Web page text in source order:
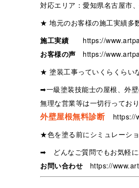
対応エリア：愛知県名古屋市
★ 地元のお客様の施工実績多
施工実績
https://
お客様の声
https://
★ 塗装工事っていくらくらい
➡一級塗装技能士の屋根、外
無理な営業等は一切行ってお
外壁屋根無料診断
https://
★色を塗る前にシミュレーシ
➡ どんなご質問でもお気軽に
お問い合わせ
https://